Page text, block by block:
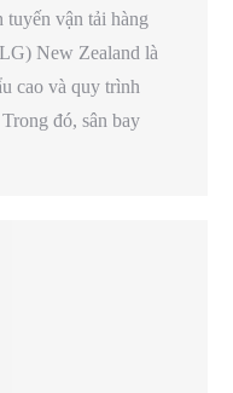
vận tải hàng
New Zealand là
cao và quy trình
đó, sân bay